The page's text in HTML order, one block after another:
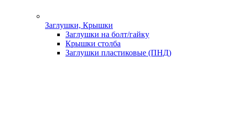
Заглушки, Крышки
Заглушки на болт/гайку
Крышки столба
Заглушки пластиковые (ПНД)